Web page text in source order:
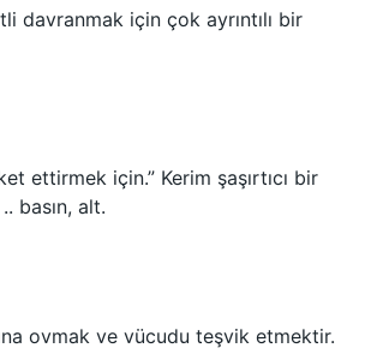
davranmak için çok ayrıntılı bir
ettirmek için.” Kerim şaşırtıcı bir
basın, alt.
ovmak ve vücudu teşvik etmektir.